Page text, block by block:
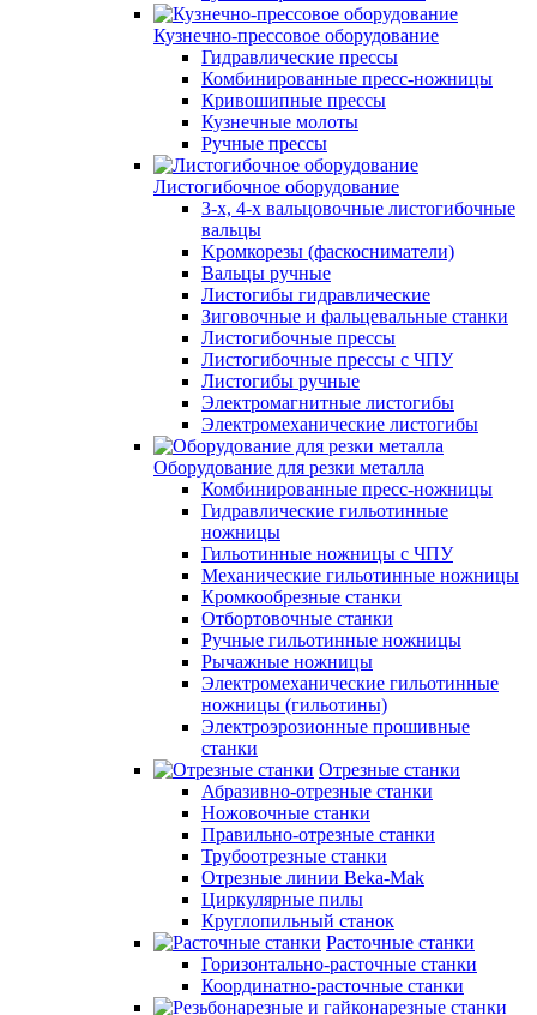
Кузнечно-прессовое оборудование
Гидравлические прессы
Комбинированные пресс-ножницы
Кривошипные прессы
Кузнечные молоты
Ручные прессы
Листогибочное оборудование
3-х, 4-х вальцовочные листогибочные
вальцы
Kромкорезы (фаскосниматели)
Вальцы ручные
Листогибы гидравлические
Зиговочные и фальцевальные станки
Листогибочные прессы
Листогибочные прессы с ЧПУ
Листогибы ручные
Электромагнитные листогибы
Электромеханические листогибы
Оборудование для резки металла
Комбинированные пресс-ножницы
Гидравлические гильотинные
ножницы
Гильотинные ножницы с ЧПУ
Механические гильотинные ножницы
Кромкообрезные станки
Отбортовочные станки
Ручные гильотинные ножницы
Рычажные ножницы
Электромеханические гильотинные
ножницы (гильотины)
Электроэрозионные прошивные
станки
Отрезные станки
Абразивно-отрезные станки
Ножовочные станки
Правильно-отрезные станки
Трубоотрезные станки
Отрезные линии Beka-Mak
Циркулярные пилы
Круглопильный станок
Расточные станки
Горизонтально-расточные станки
Координатно-расточные станки